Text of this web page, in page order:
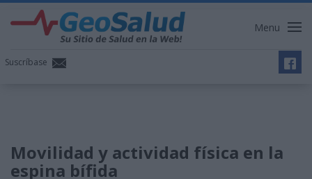
Menu
Suscríbase
Movilidad y actividad física en la
espina bífida